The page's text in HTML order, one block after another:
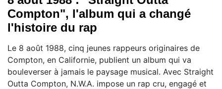
Compton", l'album qui a changé
l'histoire du rap
Le 8 août 1988, cinq jeunes rappeurs originaires de
Compton, en Californie, publient un album qui va
bouleverser à jamais le paysage musical. Avec Straight
Outta Compton, N.W.A. impose un rap cru, engagé et